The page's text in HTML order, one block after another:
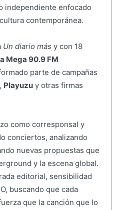
independiente enfocado
contemporánea.
Un diario más y con 18
Mega 90.9 FM
parte de campañas
, Playuzuy otras firmas
como corresponsal y
conciertos, analizando
nuevas propuestas que
y la escena global.
editorial, sensibilidad
buscando que cada
que la canción que lo